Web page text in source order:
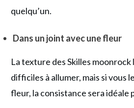
quelqu’un.
Dans un joint avec une fleur
La texture des Skilles moonrock
difficiles à allumer, mais si vous
fleur, la consistance sera idéale